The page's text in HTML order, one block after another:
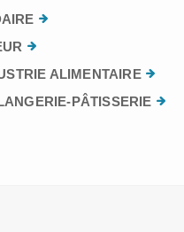
ALIMENTAIRE
PÂTISSERIE